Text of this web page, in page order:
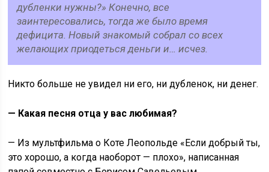
дубленки нужны?» Конечно, все
заинтересовались, тогда же было время
дефицита. Новый знакомый собрал со всех
желающих приодеться деньги и… исчез.
Никто больше не увидел ни его, ни дубленок, ни денег.
— Какая песня отца у вас любимая?
— Из мультфильма о Коте Леопольде «Если добрый ты,
это хорошо, а когда наоборот — плохо», написанная